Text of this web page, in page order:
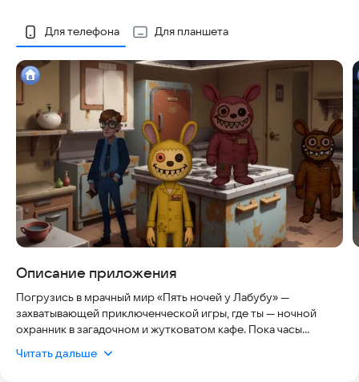
Скриншоты
Для телефона Для планшета
Описание приложения
Погрузись в мрачный мир «Пять ночей у Лабубу» —
захватывающей приключенческой игры, где ты — ночной
охранник в загадочном и жутковатом кафе. Пока часы
напряжённых ночей, полных неожиданных поворотов,
Читать дальше